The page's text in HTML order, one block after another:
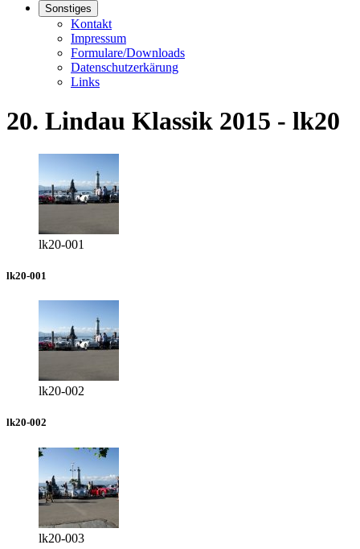
Sonstiges
Kontakt
Impressum
Formulare/Downloads
Datenschutzerkärung
Links
20. Lindau Klassik 2015 - lk20
lk20-001
lk20-001
lk20-002
lk20-002
lk20-003